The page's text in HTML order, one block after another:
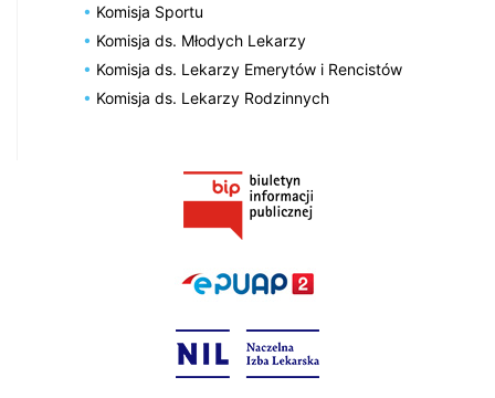
Komisja Sportu
Komisja ds. Młodych Lekarzy
Komisja ds. Lekarzy Emerytów i Rencistów
Komisja ds. Lekarzy Rodzinnych